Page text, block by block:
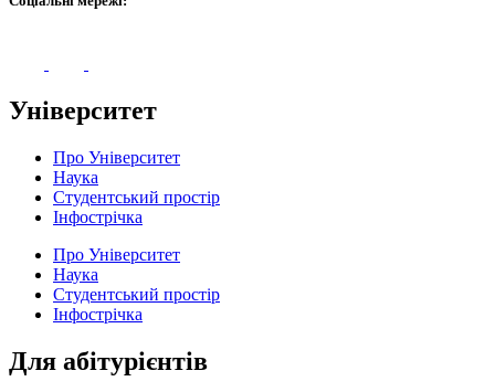
Університет
Про Університет
Наука
Студентський простір
Інфострічка
Про Університет
Наука
Студентський простір
Інфострічка
Для абітурієнтів